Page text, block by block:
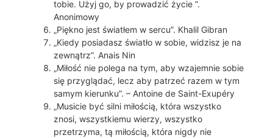
tobie. Użyj go, by prowadzić życie ”.
Anonimowy
„Piękno jest światłem w sercu”. Khalil Gibran
„Kiedy posiadasz światło w sobie, widzisz je na
zewnątrz”. Anais Nin
„Miłość nie polega na tym, aby wzajemnie sobie
się przyglądać, lecz aby patrzeć razem w tym
samym kierunku”. – Antoine de Saint-Exupéry
„Musicie być silni miłością, która wszystko
znosi, wszystkiemu wierzy, wszystko
przetrzyma, tą miłością, która nigdy nie